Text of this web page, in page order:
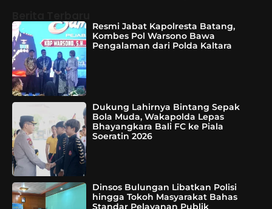
Resmi Jabat Kapolresta Batang,
Kombes Pol Warsono Bawa
Pengalaman dari Polda Kaltara
Dukung Lahirnya Bintang Sepak
Bola Muda, Wakapolda Lepas
Bhayangkara Bali FC ke Piala
Soeratin 2026
Dinsos Bulungan Libatkan Polisi
hingga Tokoh Masyarakat Bahas
Standar Pelayanan Publik